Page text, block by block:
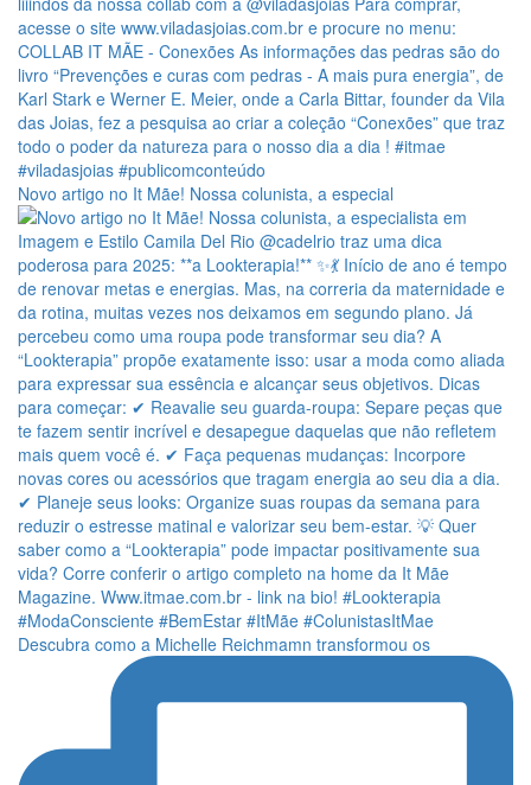
Novo artigo no It Mãe! Nossa colunista, a especial
Descubra como a Michelle Reichmamn transformou os